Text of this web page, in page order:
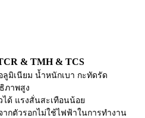
& TMH & TCS
ลูมิเนียม น้ำหนักเบา กะทัดรัด
ภาพสูง
ได้ แรงสั่นสะเทือนน้อย
ากตัวรอกไม่ใช้ไฟฟ้าในการทำงาน